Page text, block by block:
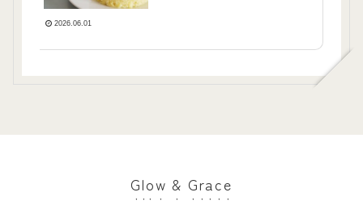
2026.06.01
Glow & Grace